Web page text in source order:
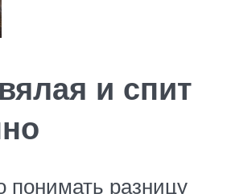
и спит
понимать разницу